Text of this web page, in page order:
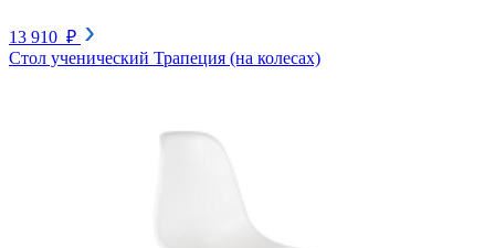
13 910 ₽
Стол ученический Трапеция (на колесах)